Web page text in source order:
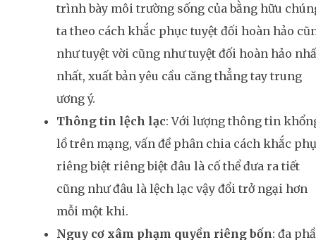
trình bày môi trường sống của bằng hữu
ta theo cách khắc phục tuyệt đối hoàn hảo
như tuyệt vời cũng như tuyệt đối hoàn hảo
nhất, xuất bản yêu cầu căng thẳng tay trung
ương ý.
Thông tin lệch lạc: Với lượng thông tin
lồ trên mạng, vấn đề phân chia cách khắc
riêng biệt riêng biệt đâu là cố thể đưa ra tiết
cũng như đâu là lệch lạc vậy đổi trở ngại hơn
mỗi một khi.
Nguy cơ xâm phạm quyền riêng bốn: đa